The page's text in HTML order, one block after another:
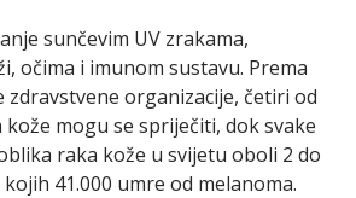
sunčevim UV zrakama,
očima i imunom sustavu. Prema
zdravstvene organizacije, četiri od
mogu se spriječiti, dok svake
raka kože u svijetu oboli 2 do
41.000 umre od melanoma.